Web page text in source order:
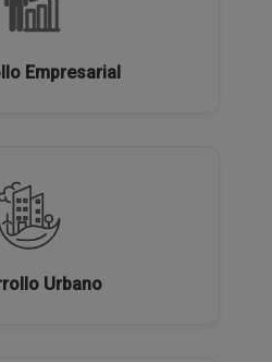
Empresarial
Urbano